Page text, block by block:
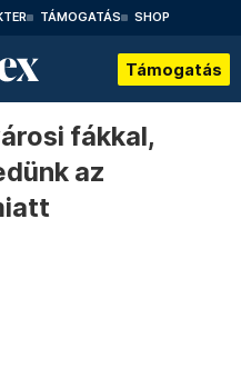
TÁMOGATÁS SHOP
Támogatás
fákkal,
az